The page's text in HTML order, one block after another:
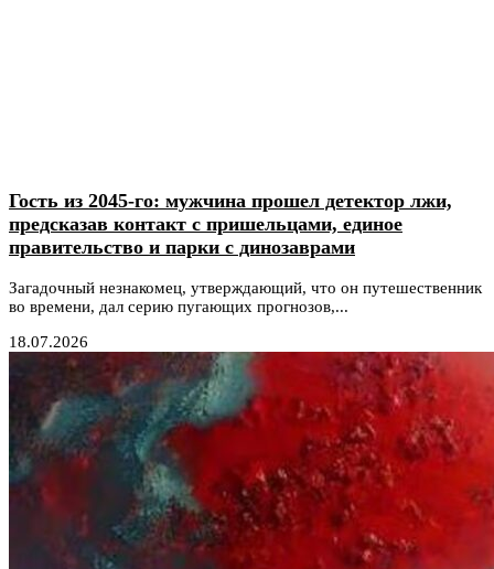
Гость из 2045-го: мужчина прошел детектор лжи,
предсказав контакт с пришельцами, единое
правительство и парки с динозаврами
Загадочный незнакомец, утверждающий, что он путешественник
во времени, дал серию пугающих прогнозов,...
18.07.2026